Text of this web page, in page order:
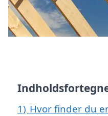
1) Hvor finder du